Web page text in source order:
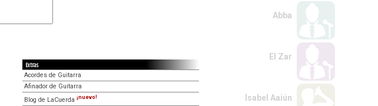
Extras
Acordes de Guitarra
Afinador de Guitarra
Blog de LaCuerda ¡nuevo!
Abba
El Zar
Isabel Aaiún